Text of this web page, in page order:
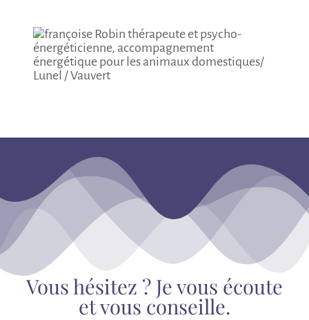
Vous hésitez ? Je vous écoute
et vous conseille.